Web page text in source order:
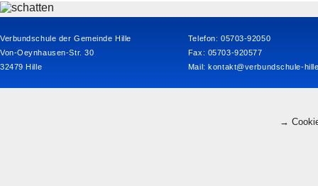
Verbundschule der Gemeinde Hille
Von-Oeynhausen-Str. 30
32479 Hille
Telefon: 05703-92050
Fax: 05703-920577
Mail:kontakt@verbundschule-
→